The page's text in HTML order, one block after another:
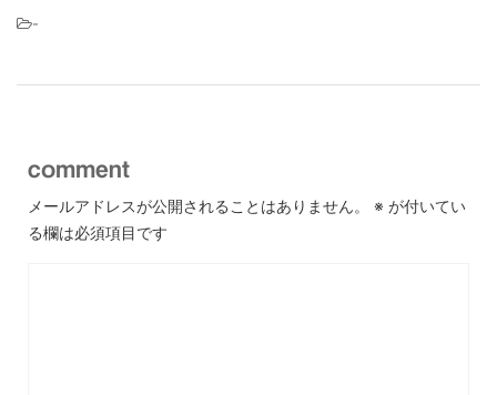
-
comment
メールアドレスが公開されることはありません。 ※ が付いてい
る欄は必須項目です